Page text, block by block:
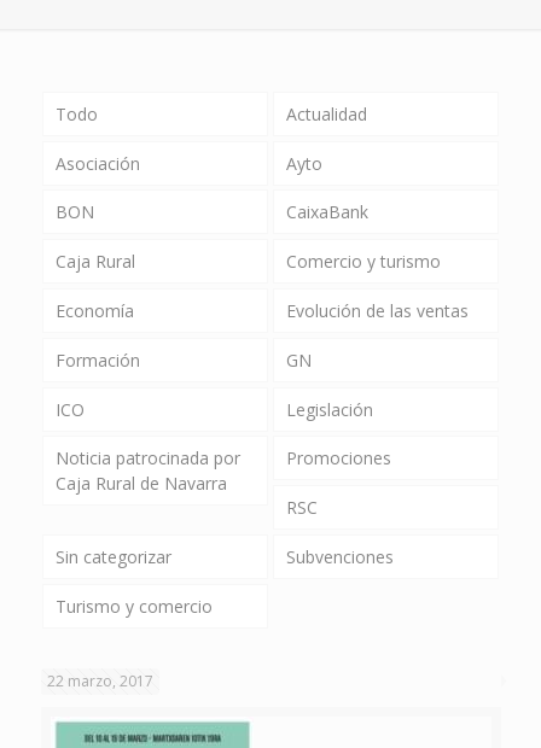
Todo Actualidad
Asociación Ayto
BON CaixaBank
Caja Rural Comercio y turismo
Economía Evolución de las ventas
Formación GN
ICO Legislación
Noticia patrocinada por
Caja Rural de Navarra
Promociones
RSC
Sin categorizar Subvenciones
Turismo y comercio
22 marzo, 2017